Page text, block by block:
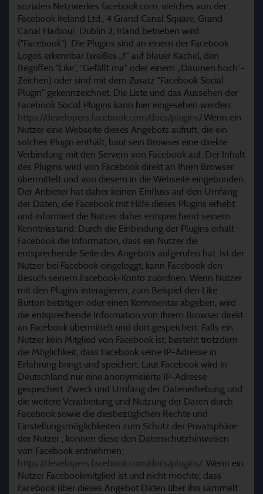
sozialen Netzwerkes facebook.com, welches von der
Facebook Ireland Ltd., 4 Grand Canal Square, Grand
Canal Harbour, Dublin 2, Irland betrieben wird
("Facebook"). Die Plugins sind an einem der Facebook
Logos erkennbar (weißes „f“ auf blauer Kachel, den
Begriffen "Like", "Gefällt mir" oder einem „Daumen hoch“-
Zeichen) oder sind mit dem Zusatz "Facebook Social
Plugin" gekennzeichnet. Die Liste und das Aussehen der
Facebook Social Plugins kann hier eingesehen werden:
https://developers.facebook.com/docs/plugins/.Wenn ein
Nutzer eine Webseite dieses Angebots aufruft, die ein
solches Plugin enthält, baut sein Browser eine direkte
Verbindung mit den Servern von Facebook auf. Der Inhalt
des Plugins wird von Facebook direkt an Ihren Browser
übermittelt und von diesem in die Webseite eingebunden.
Der Anbieter hat daher keinen Einfluss auf den Umfang
der Daten, die Facebook mit Hilfe dieses Plugins erhebt
und informiert die Nutzer daher entsprechend seinem
Kenntnisstand: Durch die Einbindung der Plugins erhält
Facebook die Information, dass ein Nutzer die
entsprechende Seite des Angebots aufgerufen hat. Ist der
Nutzer bei Facebook eingeloggt, kann Facebook den
Besuch seinem Facebook-Konto zuordnen. Wenn Nutzer
mit den Plugins interagieren, zum Beispiel den Like
Button betätigen oder einen Kommentar abgeben, wird
die entsprechende Information von Ihrem Browser direkt
an Facebook übermittelt und dort gespeichert. Falls ein
Nutzer kein Mitglied von Facebook ist, besteht trotzdem
die Möglichkeit, dass Facebook seine IP-Adresse in
Erfahrung bringt und speichert. Laut Facebook wird in
Deutschland nur eine anonymisierte IP-Adresse
gespeichert. Zweck und Umfang der Datenerhebung und
die weitere Verarbeitung und Nutzung der Daten durch
Facebook sowie die diesbezüglichen Rechte und
Einstellungsmöglichkeiten zum Schutz der Privatsphäre
der Nutzer , können diese den Datenschutzhinweisen
von Facebook entnehmen:
https://developers.facebook.com/docs/plugins/. Wenn ein
Nutzer Facebookmitglied ist und nicht möchte, dass
Facebook über dieses Angebot Daten über ihn sammelt